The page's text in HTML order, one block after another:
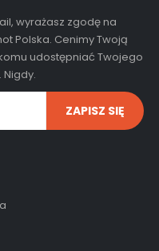
wyrażasz zgodę na
Polska. Cenimy Twoją
udostępniać Twojego